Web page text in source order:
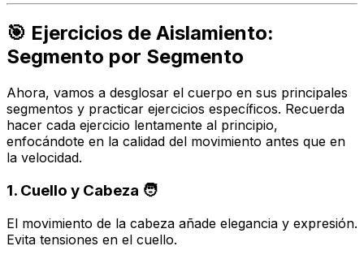
🎯 Ejercicios de Aislamiento:
Segmento por Segmento
Ahora, vamos a desglosar el cuerpo en sus principales
segmentos y practicar ejercicios específicos. Recuerda
hacer cada ejercicio lentamente al principio,
enfocándote en la calidad del movimiento antes que en
la velocidad.
1. Cuello y Cabeza 🧑
El movimiento de la cabeza añade elegancia y expresión.
Evita tensiones en el cuello.